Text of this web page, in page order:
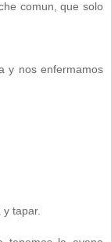
comun, que solo
y nos enfermamos
tapar.